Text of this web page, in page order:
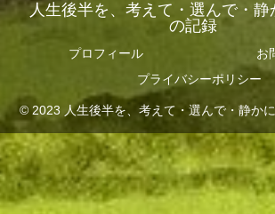
人生後半を、考えて・選んで・
の記録
プロフィール
お
プライバシーポリシー
© 2023 人生後半を、考えて・選んで・静か